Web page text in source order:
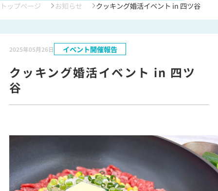
トップページ お知らせ クッキング婚活イベント in 四ツ谷
2025年05月26日 イベント開催報告
クッキング婚活イベント in 四ツ
谷